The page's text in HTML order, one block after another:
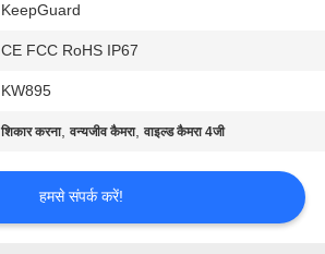
KeepGuard
CE FCC RoHS IP67
KW895
शिकार करना,वन्यजीव कैमरा,वाइल्ड कैमरा 4जी
हमसे संपर्क करें!